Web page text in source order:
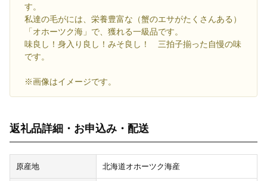
す。
私達の毛がには、栄養豊富な（蟹のエサがたくさんある）
「オホーツク海」で、獲れる一級品です。
味良し！身入り良し！みそ良し！ 三拍子揃った自慢の味
です。
※画像はイメージです。
返礼品詳細・お申込み・配送
原産地 北海道オホーツク海産